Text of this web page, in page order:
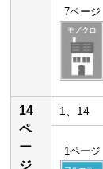
7ページ
14
ペ
ー
ジ
1、14
1ページ